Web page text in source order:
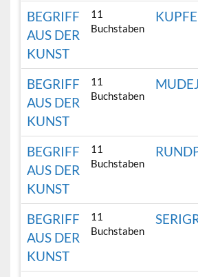
BEGRIFF
AUS DER
KUNST
11
Buchstaben
BEGRIFF
AUS DER
KUNST
11
Buchstaben
BEGRIFF
AUS DER
KUNST
11
Buchstaben
BEGRIFF
AUS DER
KUNST
11
Buchstaben